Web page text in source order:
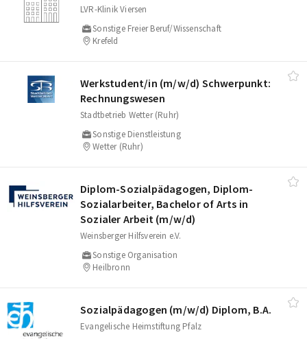
LVR-Klinik Viersen
Sonstige Freier Beruf/Wissenschaft
Krefeld
Werkstudent/​in (m/​w/​d) Schwerpunkt:
Rechnungswesen
Stadtbetrieb Wetter (Ruhr)
Sonstige Dienstleistung
Wetter (Ruhr)
Diplom-Sozialpädagogen, Diplom-
Sozialarbeiter, Bachelor of Arts in
Sozialer Arbeit (m/​w/​d)
Weinsberger Hilfsverein e.V.
Sonstige Organisation
Heilbronn
Sozialpädagogen (m/​w/​d) Diplom, B.A.
Evangelische Heimstiftung Pfalz